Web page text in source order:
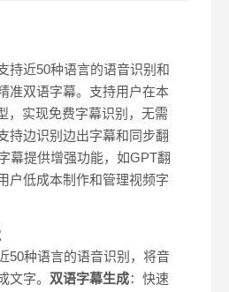
持近50种语言的语音识别和
准双语字幕。支持用户在本
，实现免费字幕识别，无需
持边识别边出字幕和同步翻
幕提供增强功能，如GPT翻
户低成本制作和管理视频字
50种语言的语音识别，将音
文字。 双语字幕生成：快速